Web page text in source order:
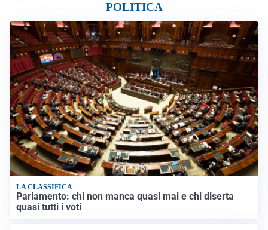
POLITICA
LA CLASSIFICA
Parlamento: chi non manca quasi mai e chi diserta
quasi tutti i voti